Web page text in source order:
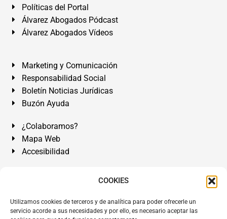
COOKIES
Utilizamos cookies de terceros y de analítica para poder ofrecerle un
servicio acorde a sus necesidades y por ello, es necesario aceptar las
Políticas del Portal
Álvarez Abogados Pódcast
Álvarez Abogados Vídeos
Marketing y Comunicación
Responsabilidad Social
Boletín Noticias Jurídicas
Buzón Ayuda
¿Colaboramos?
Mapa Web
Accesibilidad
Álvarez Abogados Tenerife:Calle Teobaldo Power Nº 7,
de Tenerife. Islas Canarias.